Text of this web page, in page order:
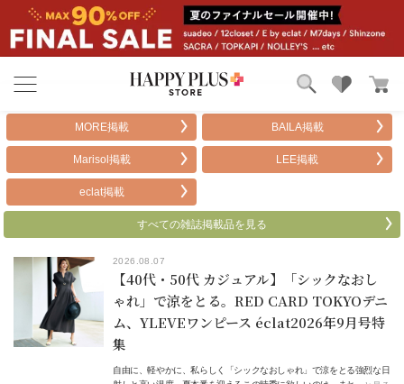
雑誌掲載アイテム
お気に入り
MORE掲載 BAILA掲載
Marisol掲載 LEE掲載
eclat掲載
すべての雑誌掲載品を見る
2026.08.07
【40代・50代 カジュアル】「シックなおし
ゃれ」で涼をとる。RED CARD TOKYOデニ
ム、YLEVEワンピース éclat2026年9月号特
集
自由に、軽やかに、私らしく「シックなおしゃれ」で涼をとる強烈な日